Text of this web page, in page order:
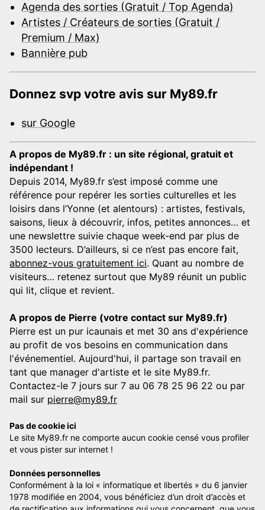
Agenda des sorties (Gratuit / Top Agenda)
Artistes / Créateurs de sorties (Gratuit /
Premium / Max)
Bannière pub
Donnez svp votre avis sur My89.fr
sur Google
A propos de My89.fr : un site régional, gratuit et
indépendant !
Depuis 2014, My89.fr s’est imposé comme une
référence pour repérer les sorties culturelles et les
loisirs dans l’Yonne (et alentours) : artistes, festivals,
saisons, lieux à découvrir, infos, petites annonces… et
une newslettre suivie chaque week-end par plus de
3500 lecteurs. D’ailleurs, si ce n’est pas encore fait,
abonnez-vous gratuitement ici. Quant au nombre de
visiteurs… retenez surtout que My89 réunit un public
qui lit, clique et revient.
A propos de Pierre (votre contact sur My89.fr)
Pierre est un pur icaunais et met 30 ans d'expérience
au profit de vos besoins en communication dans
l'événementiel. Aujourd'hui, il partage son travail en
tant que manager d'artiste et le site My89.fr.
Contactez-le 7 jours sur 7 au 06 78 25 96 22 ou par
mail sur pierre@my89.fr
Pas de cookie ici
Le site My89.fr ne comporte aucun cookie censé vous profiler
et vous pister sur internet !
Données personnelles
Conformément à la loi « informatique et libertés » du 6 janvier
1978 modifiée en 2004, vous bénéficiez d’un droit d’accès et